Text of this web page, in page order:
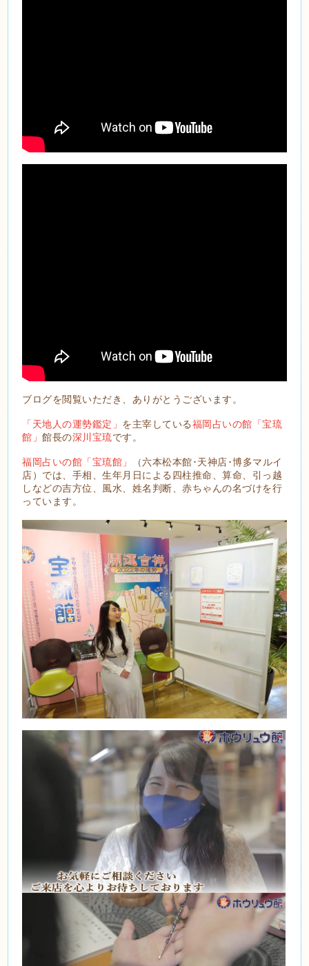
ブログを閲覧いただき、ありがとうございます。
「天地人の運勢鑑定」 を主宰している福岡占いの館「宝琉
館」館長の深川宝琉です。
福岡占いの館「宝琉館」
（六本松本館･天神店･博多マルイ
店）では、手相、生年月日による四柱推命、算命、引っ越
しなどの吉方位、風水、姓名判断、赤ちゃんの名づけを行
っています。